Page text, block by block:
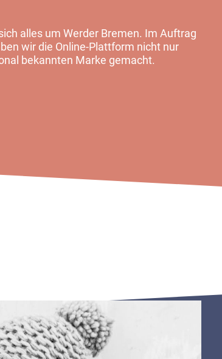
alles um Werder Bremen. Im Auftrag
wir die Online-Plattform nicht nur
bekannten Marke gemacht.